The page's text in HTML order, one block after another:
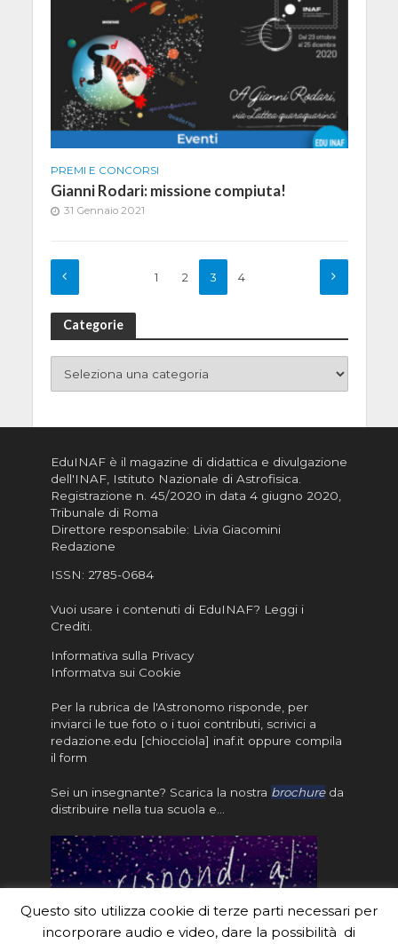
PREMI E CONCORSI
Gianni Rodari: missione compiuta!
31 Gennaio 2021
1 2 3 4
Categorie
EduINAF è il magazine di didattica e divulgazione
dell'INAF, Istituto Nazionale di Astrofisica
Registrazione n. 45/2020 in data 4 giugno 2020,
Tribunale di Roma
Direttore responsabile: Livia Giacomini
Redazione
ISSN: 2785-0684
Vuoi usare i contenuti di EduINAF? Leggi i
Crediti.
Informativa sulla Privacy
Informatva sui Cookie
Per la rubrica de l'Astronomo risponde, per
inviarci le tue foto o i tuoi contributi, scrivici a
redazione.edu [chiocciola] inaf.it oppure compila
il form
Sei un insegnante? Scarica la nostra brochureda
distribuire nella tua scuola e…
Questo sito utilizza cookie di terze parti necessari per
incorporare audio e video, dare la possibilità di